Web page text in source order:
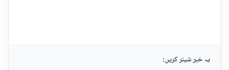
یہ خبر شیئر کریں: